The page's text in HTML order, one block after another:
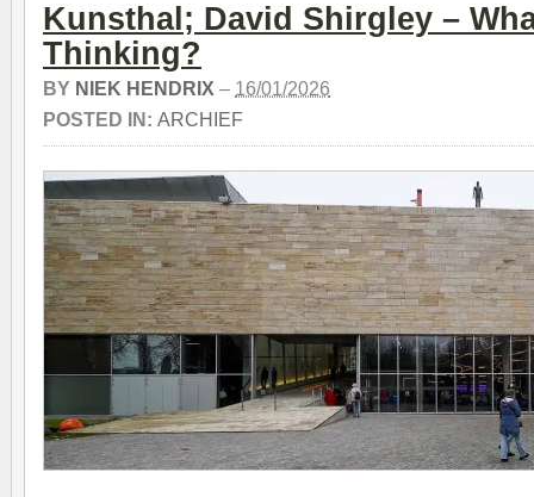
Kunsthal; David Shirgley –
Thinking?
BY NIEK HENDRIX – 16/01/2026
POSTED IN: ARCHIEF